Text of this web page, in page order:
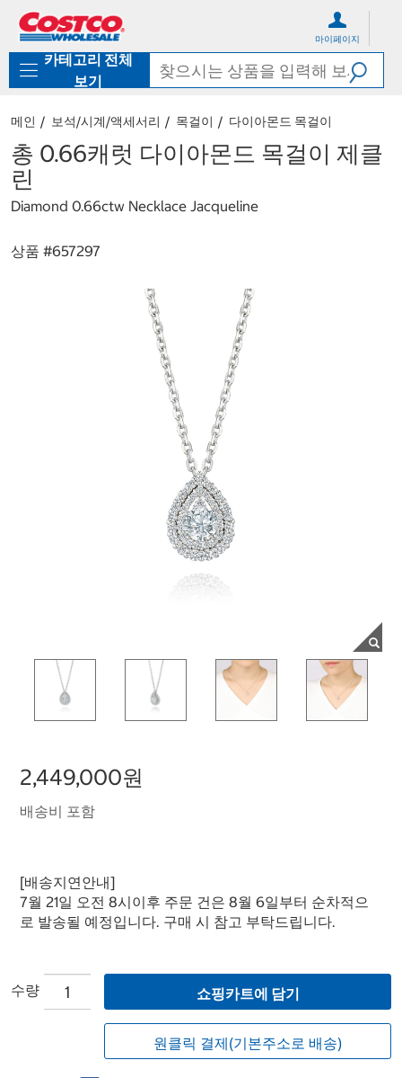
로
기
가
마이페이지
카테고리 전체
보기
메인 보석/시계/액세서리 목걸이 다이아몬드 목걸이
총 0.66캐럿 다이아몬드 목걸이 제클
린
Diamond 0.66ctw Necklace Jacqueline
상품 #657297
2,449,000원
배송비 포함
[배송지연안내]
7월 21일 오전 8시이후 주문 건은 8월 6일부터 순차적으
로 발송될 예정입니다. 구매 시 참고 부탁드립니다.
수량 쇼핑카트에 담기
원클릭 결제(기본주소로 배송)